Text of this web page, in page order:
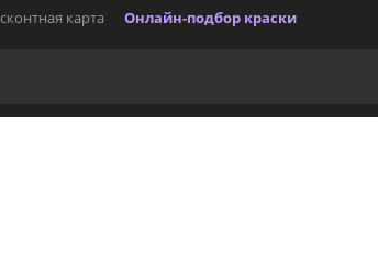
карта Онлайн-подбор краски